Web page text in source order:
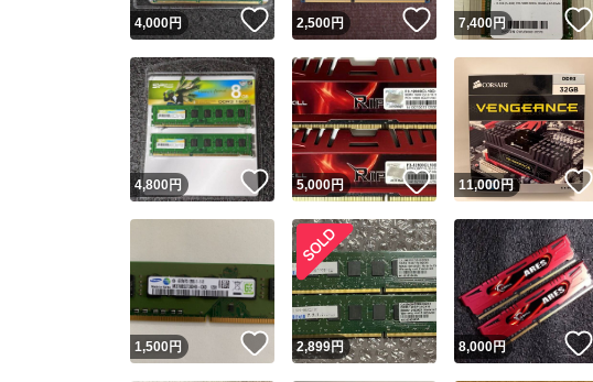
スピード発送
安心発送
4,000円 いいね！
2,500円 いいね！
7,400円
4,800円 いいね！
5,000円 いいね！
11,000円
1,500円 いいね！
2,899円 8,000円